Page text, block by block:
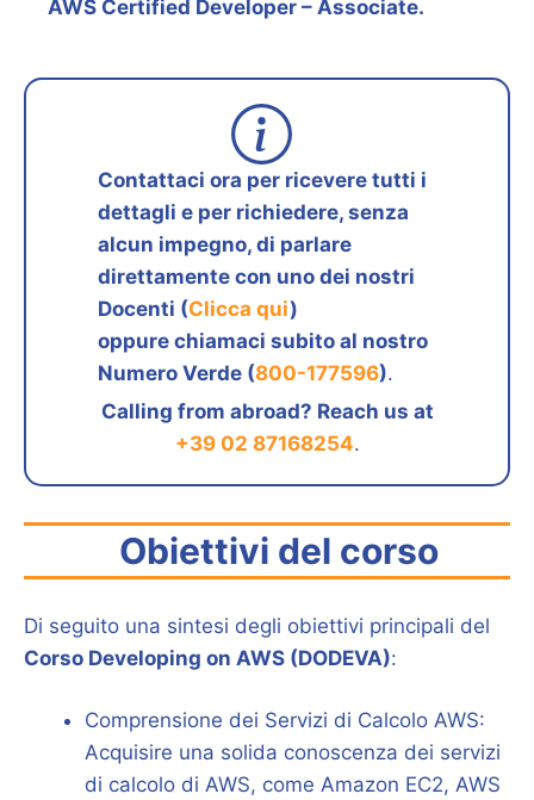
AWS Certified Developer – Associate.
Contattaci ora per ricevere tutti i
dettagli e per richiedere, senza
alcun impegno, di parlare
direttamente con uno dei nostri
Docenti (Clicca qui)
oppure chiamaci subito al nostro
Numero Verde (800-177596).
Calling from abroad? Reach us at
+39 02 87168254.
Obiettivi del corso
Di seguito una sintesi degli obiettivi principali del
Corso Developing on AWS (DODEVA):
Comprensione dei Servizi di Calcolo AWS:
Acquisire una solida conoscenza dei servizi
di calcolo di AWS, come Amazon EC2, AWS